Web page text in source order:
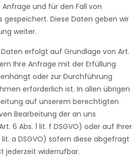
und für den Fall von
gespeichert. Diese Daten geben wir
weiter.
erfolgt auf Grundlage von Art.
Ihre Anfrage mit der Erfüllung
oder zur Durchführung
erforderlich ist. In allen übrigen
auf unserem berechtigten
Bearbeitung der an uns
6 Abs. 1 lit. f DSGVO) oder auf Ihrer
lit. a DSGVO) sofern diese abgefragt
jederzeit widerrufbar.